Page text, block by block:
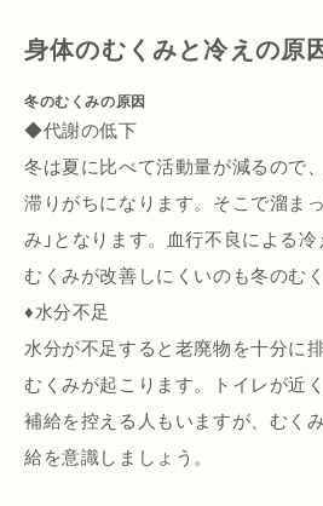
身体のむくみと冷えの原
冬のむくみの原因
◆代謝の低下
冬は夏に比べて活動量が減るので
滞りがちになります。そこで溜ま
み」となります。血行不良による冷
むくみが改善しにくいのも冬のむ
♦水分不足
水分が不足すると老廃物を十分に
むくみが起こります。トイレが近
補給を控える人もいますが、むく
給を意識しましょう。